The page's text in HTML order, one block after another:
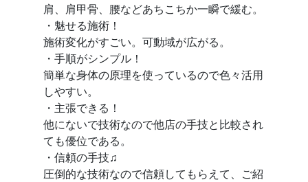
肩、肩甲骨、腰などあちこちか一瞬で緩む。
・魅せる施術！
施術変化がすごい。可動域が広がる。
・手順がシンプル！
簡単な身体の原理を使っているので色々活用
しやすい。
・主張できる！
他にないで技術なので他店の手技と比較され
ても優位である。
・信頼の手技♫
圧倒的な技術なので信頼してもらえて、ご紹